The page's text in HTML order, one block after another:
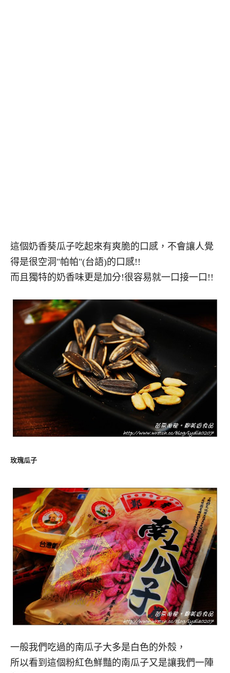
這個奶香葵瓜子吃起來有爽脆的口感，不會讓人覺
得是很空洞"帕帕"(台語)的口感!!
而且獨特的奶香味更是加分!很容易就一口接一口!!
玫瑰瓜子
一般我們吃過的南瓜子大多是白色的外殼，
所以看到這個粉紅色鮮豔的南瓜子又是讓我們一陣